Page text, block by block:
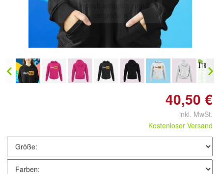
Doppelt antippen zum
40,50 €
inkl. MwSt.
Kostenloser Versand